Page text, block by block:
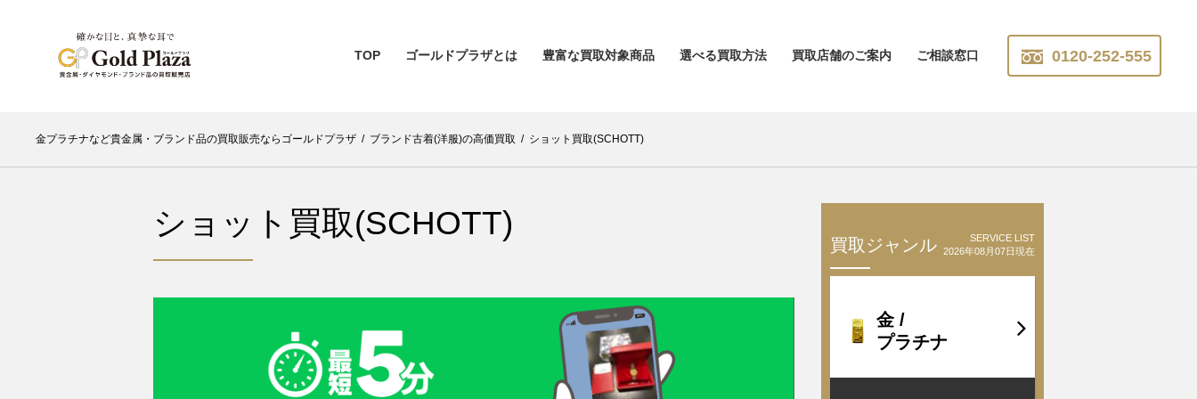
TOP ゴールドプラザとは 豊富な買取対象商品 選べる買取方法 買取店舗のご案内 ご相談窓口 0120-252-555
金プラチナなど貴金属・ブランド品の買取販売ならゴールドプラザ / ブランド古着(洋服)の高価買取 / ショット買取(SCHOTT)
ショット買取(SCHOTT)
買取ジャンル
SERVICE LIST
2026年08月07日現在
金 /
プラチナ